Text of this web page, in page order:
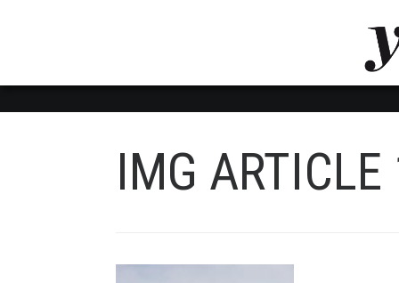
IMG ARTICLE